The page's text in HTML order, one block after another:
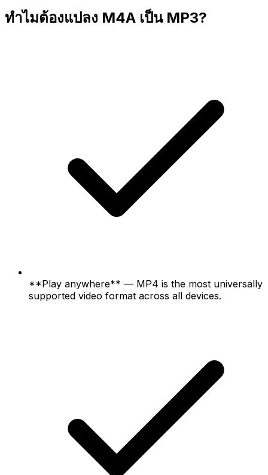
ทำไมต้องแปลง M4A เป็น MP3?
**Play anywhere** — MP4 is the most universally
supported video format across all devices.